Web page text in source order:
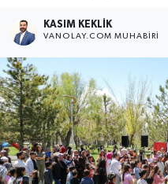
KASIM KEKLIK
VANOLAY.COM MUHABIRI
Bilim & Teknoloji
Dünya
RESMİ İLANLAR
Son Dakika Haberleri
Haber Arşivi